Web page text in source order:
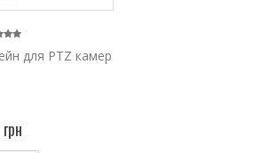
для PTZ камер